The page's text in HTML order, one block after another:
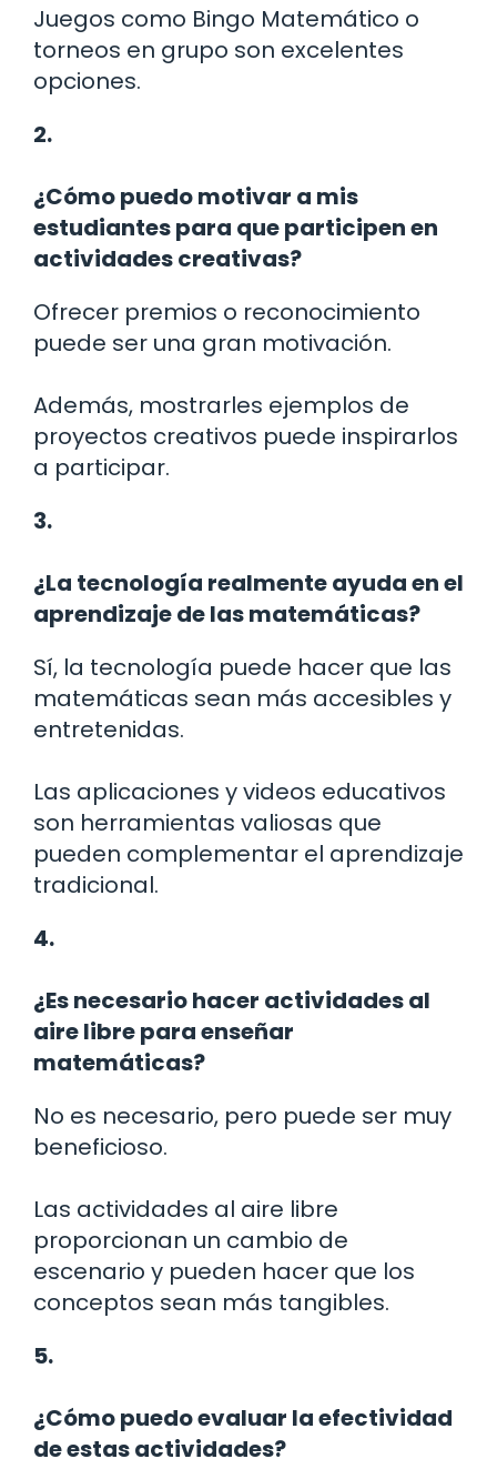
Juegos como Bingo Matemático o
torneos en grupo son excelentes
opciones.
2.
¿Cómo puedo motivar a mis
estudiantes para que participen en
actividades creativas?
Ofrecer premios o reconocimiento
puede ser una gran motivación.
Además, mostrarles ejemplos de
proyectos creativos puede inspirarlos
a participar.
3.
¿La tecnología realmente ayuda en el
aprendizaje de las matemáticas?
Sí, la tecnología puede hacer que las
matemáticas sean más accesibles y
entretenidas.
Las aplicaciones y videos educativos
son herramientas valiosas que
pueden complementar el aprendizaje
tradicional.
4.
¿Es necesario hacer actividades al
aire libre para enseñar
matemáticas?
No es necesario, pero puede ser muy
beneficioso.
Las actividades al aire libre
proporcionan un cambio de
escenario y pueden hacer que los
conceptos sean más tangibles.
5.
¿Cómo puedo evaluar la efectividad
de estas actividades?